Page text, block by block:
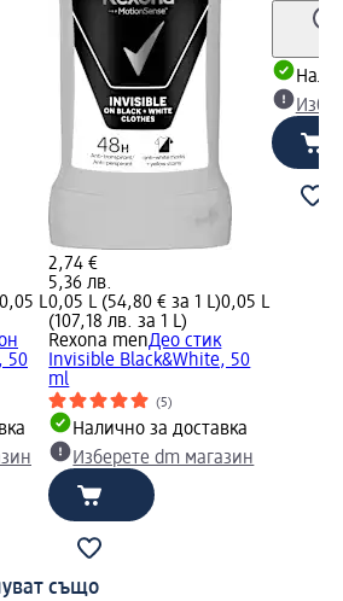
0,05 L
50
2,74 €
5,36 лв.
0,05 L (54,80 € за 1 L)0,05 L
(107,18 лв. за 1 L)
Rexona menДео стик
Invisible Black&White, 50
ml
(5)
Налично за доставка
Изберете dm магазин
също